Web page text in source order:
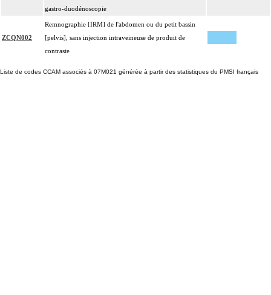
gastro-duodénoscopie
ZCQN002
Remnographie [IRM] de l'abdomen ou du petit bassin
[pelvis], sans injection intraveineuse de produit de
contraste
Liste de codes CCAM associés à 07M021 générée à partir des statistiques du PMSI français